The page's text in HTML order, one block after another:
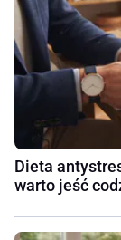
Dieta
warto jeść